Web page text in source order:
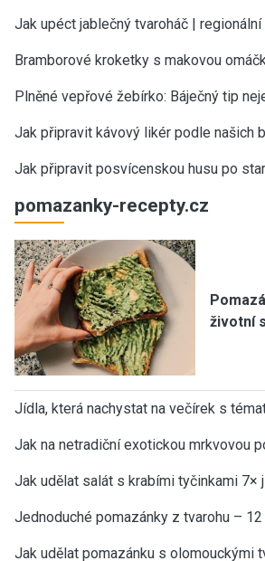
Jak upéct jablečný tvaroháč |
Bramborové kroketky s makovou
Plněné vepřové žebírko: Báječný tip
Jak připravit kávový likér podle našich
Jak připravit posvícenskou husu po
pomazanky-recepty.cz
životní
Jídla, která nachystat na večírek s
Jak na netradiční exotickou mrkvovou
Jak udělat salát s krabími tyčinkami 7×
Jednoduché pomazánky z tvarohu –
Jak udělat pomazánku s olomouckými